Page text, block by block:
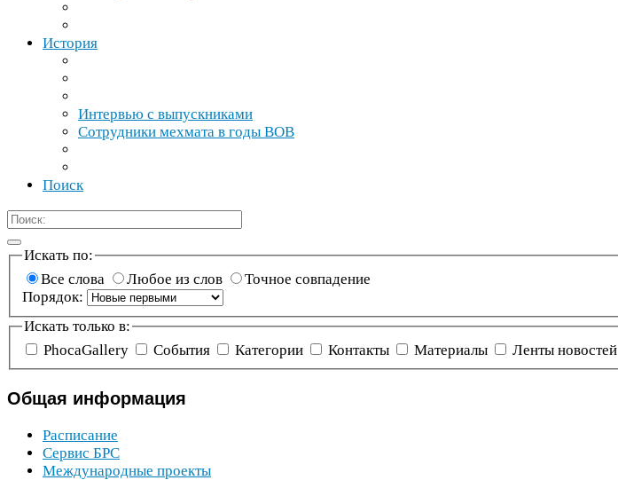
История
Интервью с выпускниками
Сотрудники мехмата в годы ВОВ
Поиск
Искать по:
Все слова
Любое из слов
Точное совпадение
Порядок:
Искать только в:
Phoca­Gallery
События Категории Контакты Материалы Ленты новостей
Общая информация
Расписание
Сервис БРС
Международные проекты